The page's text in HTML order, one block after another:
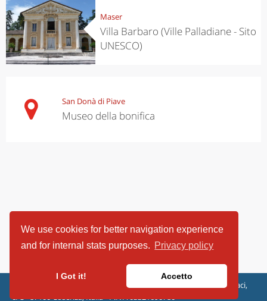
We use cookies for better navigation experience
and for internal stats purposes. Privacy policy
I Got it! Accetto
Maser
Villa Barbaro (Ville Palladiane - Sito
UNESCO)
San Donà di Piave
Museo della bonifica
ViaggiArt - © 2013-2026 Altrama Italia SRL | Piazza Caduti di Capaci,
6/C - 87100 Cosenza, Italia - P.IVA 03321690780